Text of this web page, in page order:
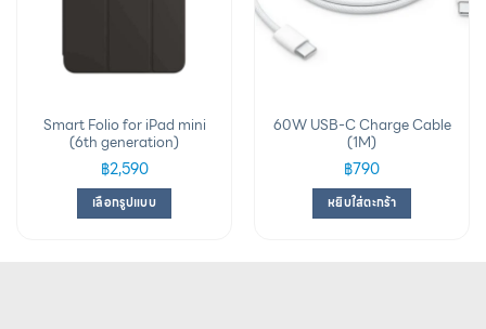
Smart Folio for iPad mini
(6th generation)
฿2,590
เลือกรูปแบบ
60W USB-C Charge Cable
(1M)
฿790
หยิบใส่ตะกร้า